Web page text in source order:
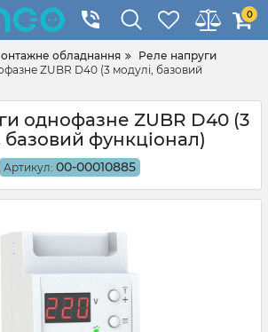
0
обладнання
Реле напруги
ZUBR D40 (3 модулі, базовий
однофазне ZUBR D40 (3
базовий функціонал)
Артикул: 00-00010885